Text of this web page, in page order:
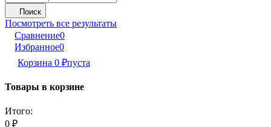
Поиск
Посмотреть все результаты
Сравнение0
Избранное0
Корзина 0 ₽пуста
Товары в корзине
Итого:
0 ₽